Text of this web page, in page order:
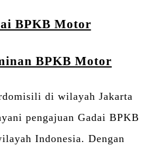
BPKB Motor
BPKB Motor
di wilayah Jakarta
pengajuan Gadai BPKB
Indonesia. Dengan